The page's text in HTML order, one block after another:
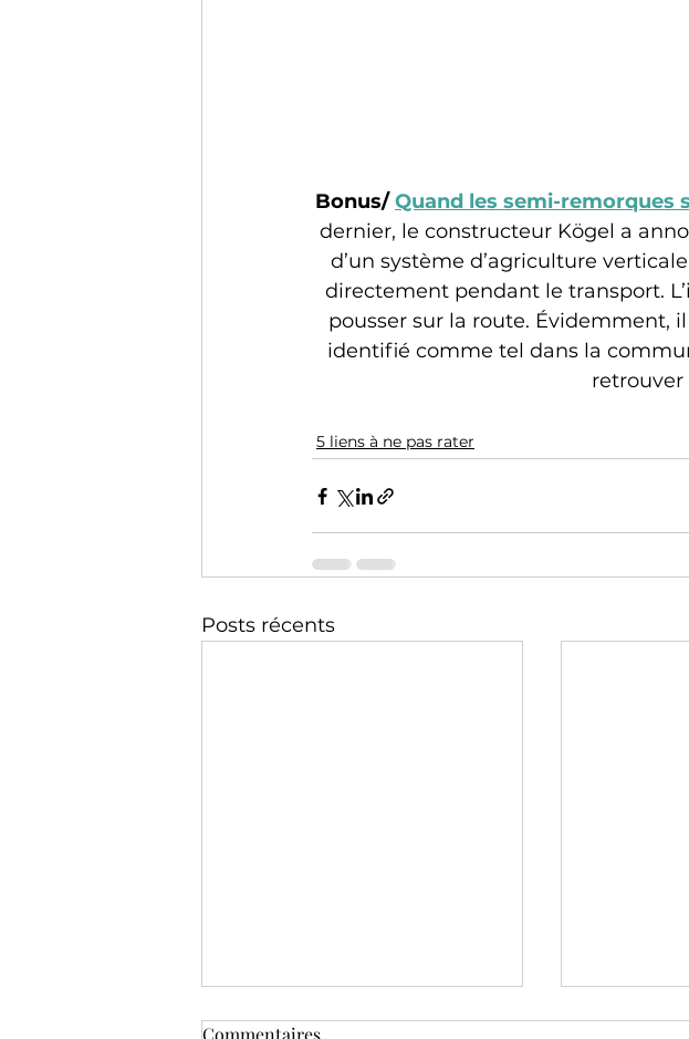
Bonus/ Quand les semi-remorques
dernier, le constructeur Kögel a
d’un système d’agriculture
directement pendant le transport.
pousser sur la route. Évidemment,
identifié comme tel dans la
retrouver
5 liens à ne pas rater
Posts récents